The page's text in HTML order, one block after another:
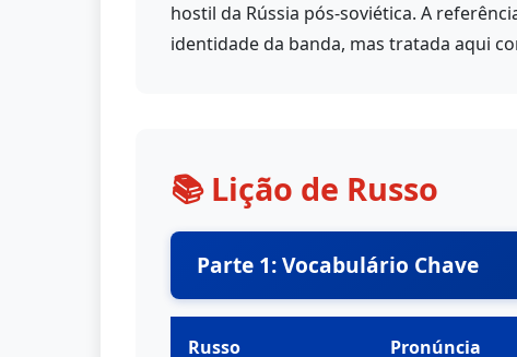
hostil da Rússia pós-soviética. A
identidade da banda, mas tratada aqui
📚 Lição de Russo
Parte 1: Vocabulário Chave
Russo Pronúncia